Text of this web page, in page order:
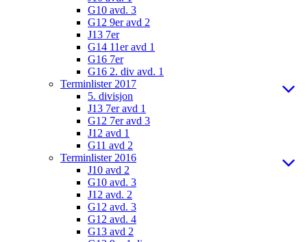
G10 avd. 3
G12 9er avd 2
J13 7er
G14 11er avd 1
G16 7er
G16 2. div avd. 1
Terminlister 2017
5. divisjon
J13 7er avd 1
G12 7er avd 3
J12 avd 1
G11 avd 2
Terminlister 2016
J10 avd 2
G10 avd. 3
J12 avd. 2
G12 avd. 3
G12 avd. 4
G13 avd 2